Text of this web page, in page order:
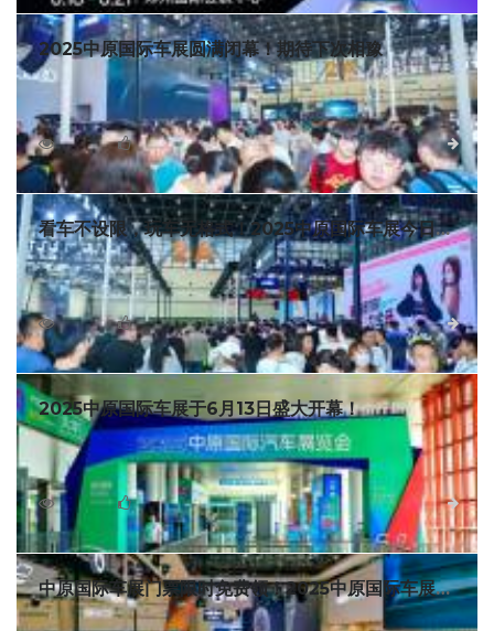
2025中原国际车展圆满闭幕！期待下次相豫
6月16日，2025第十四届中原国际汽车展览会暨新能源智
能出行展（简称：中原国际车展）在郑州国际会展中心正式落
下帷幕！本届车展以新潮的出行方式和前沿的核心技术为源
点，将音乐、舞蹈、运动、亲子、艺术等生活元素融入其中，
传递更多出行新理念和生活新风尚。
1613 0 详细
看车不设限，玩车无格式！2025中原国际车展今日盛
大开幕6月13日，2025第十四届中原国际汽车展览会暨新能源智
能出行展（简称：中原国际车展）在郑州国际会展中心盛大开
幕！本届车展全面升级观、感、乘、驾、乐等多元化体验，通
过沉浸式场景、社交化互动、车+生活引领的活动形式，打造户
外出行新体验，彰显属于新时代族群的个性生活。
3020 0 详细
2025中原国际车展于6月13日盛大开幕！
2025第十四届中原国际汽车展览会暨新能源智能出行展
（简称：中原国际车展）将于6月13日-16日在郑州国际会展中
心拉开帷幕。本届车展以智驾，让生活更美好为主题，汇聚60
余品牌、700多款车型，集中展示了智能驾驶、车网互联、低碳
共享等前沿技术的最新成果，呈现户外、出行、露营、运动、
音乐、舞蹈等内容，带给大家一体化、沉浸式的户外出行新体
验。
3488 0 详细
中原国际车展门票限时免费领！2025中原国际车展邀
您共赴未来智驾盛宴
2025第十四届中原国际汽车展览会暨新能源智能出行展